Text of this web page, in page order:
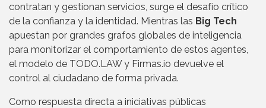
contratan y gestionan servicios, surge el desafío crítico
de la confianza y la identidad. Mientras las Big Tech
apuestan por grandes grafos globales de inteligencia
para monitorizar el comportamiento de estos agentes,
el modelo de TODO.LAW y Firmas.io devuelve el
control al ciudadano de forma privada.
Como respuesta directa a iniciativas públicas